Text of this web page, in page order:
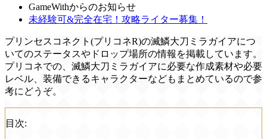
GameWithからのお知らせ
未経験可&完全在宅！攻略ライター募集！
プリンセスコネクト(プリコネR)の滅鱗大刀ミラガイアにつ
いてのステータスやドロップ場所の情報を掲載しています。
プリコネでの、滅鱗大刀ミラガイアに必要な作成素材や必要
レベル、装備できるキャラクターなどもまとめているので参
考にどうぞ。
目次: